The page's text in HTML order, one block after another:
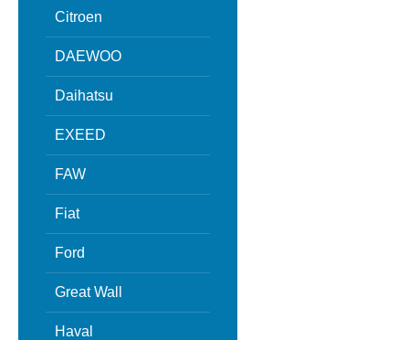
Citroen
DAEWOO
Daihatsu
EXEED
FAW
Fiat
Ford
Great Wall
Haval